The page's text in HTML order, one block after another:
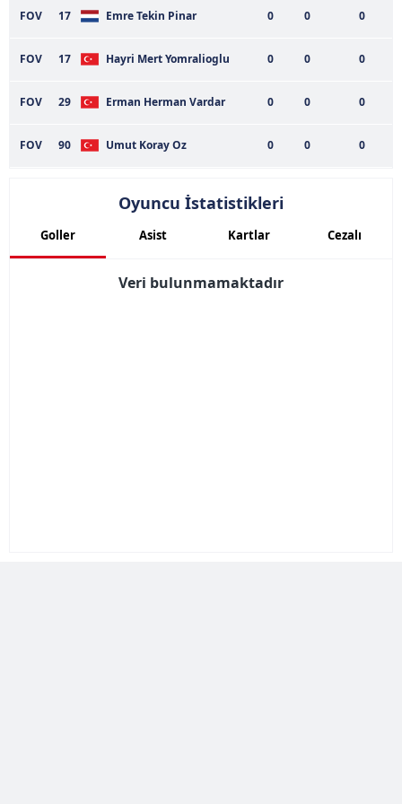
vasıtasıyla belirleyebilirsiniz. Çerezlere ilişkin detaylı bilgi
Metnimiziziyaret edebilirsiniz.
6698 sayılı Kişisel Verilerin Korunması Kanunu uyarınca
ilgili mevzuata uygun olarak kullanılan çerezlerle ilgili bilgi
FOV 17 Emre Tekin Pinar 0 0 0
FOV 17 Hayri Mert Yomralioglu 0 0 0
FOV 29 Erman Herman Vardar 0 0 0
FOV 90 Umut Koray Oz 0 0 0
Oyuncu İstatistikleri
Goller Asist Kartlar Cezalı
Veri bulunmamaktadır